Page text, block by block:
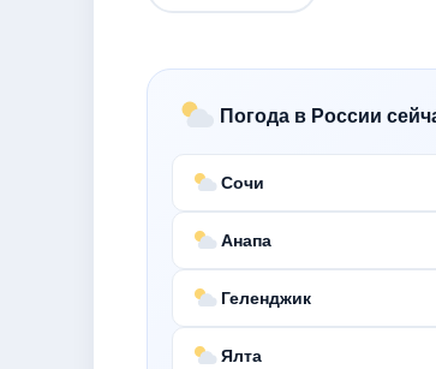
Погода в России
Сочи
Анапа
Геленджик
Ялта